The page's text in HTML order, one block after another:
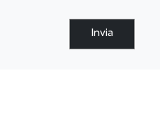
Invia